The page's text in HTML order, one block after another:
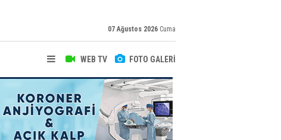
07 Ağustos 2026 Cuma
WEB TV FOTO GALERİ